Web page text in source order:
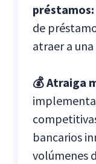
préstamos:
de
atraer a
💰 Atraiga
bancarios
volúmenes